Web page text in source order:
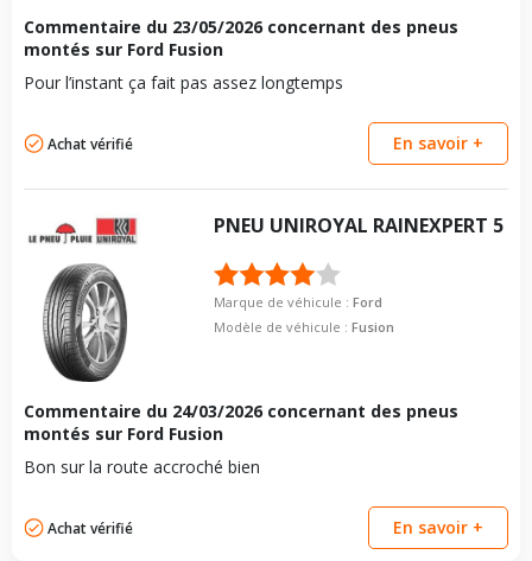
Commentaire du 23/05/2026 concernant des pneus
montés sur Ford Fusion
Pour l’instant ça fait pas assez longtemps
Achat vérifié En savoir +
PNEU UNIROYAL RAINEXPERT 5
Marque de véhicule : Ford
Modèle de véhicule : Fusion
Commentaire du 24/03/2026 concernant des pneus
montés sur Ford Fusion
Bon sur la route accroché bien
Achat vérifié En savoir +